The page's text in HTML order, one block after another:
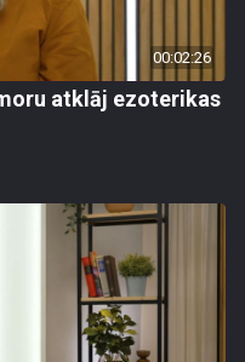
00:02:26
atklāj ezoterikas